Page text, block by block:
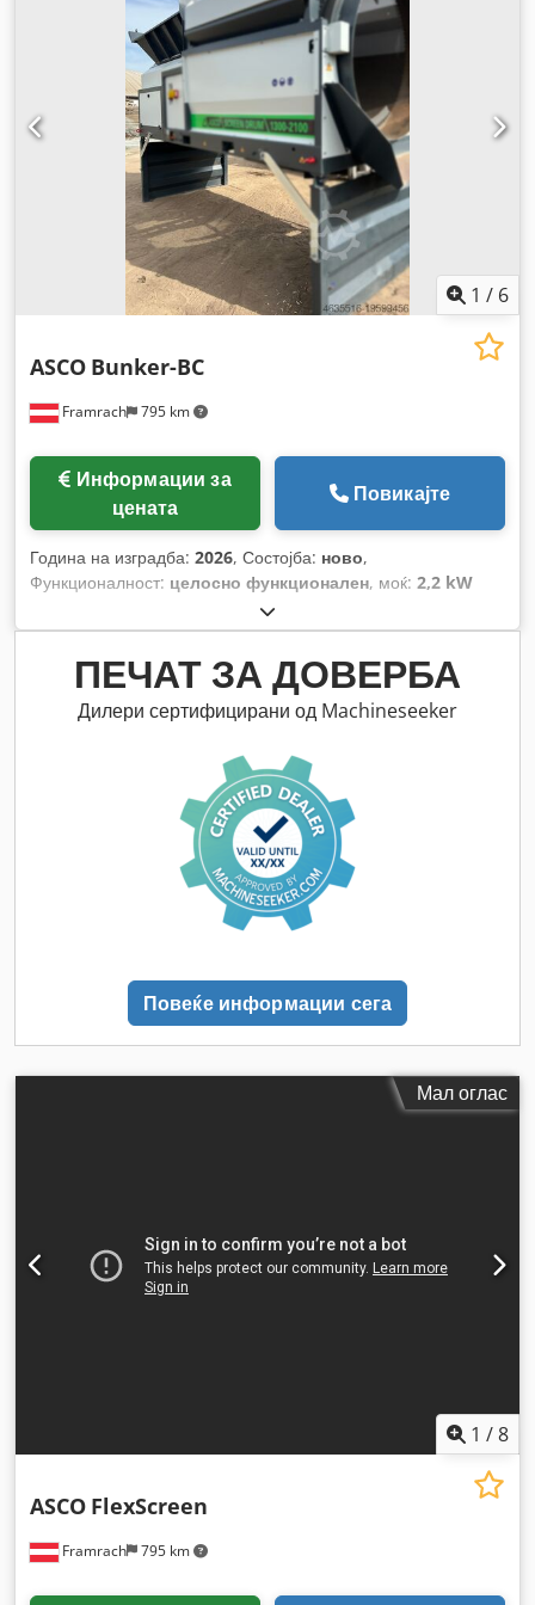
документација / прирачник, итно стопирање
1 / 6
Framrach 795 km
ASCO Bunker-BC
цената
Повикајте
Година на изградба: 2026, Состојба: ново,
Функционалност: целосно функционален, моќ: 2,2 kW
, вкупна тежина:
должина:2.560 мм, вкупна ширина:1.700 мм, вкупна
висина:1.820 мм, влезен напон:400 V, Опрема:Достапна
табличка со податоци, документација / прирачник,
итно стопирање,
ПЕЧАТ ЗА ДОВЕРБА
Дилери сертифицирани од Machineseeker
Повеќе информации сега
Мал оглас
1 /8
Framrach 795 km
ASCO FlexScreen